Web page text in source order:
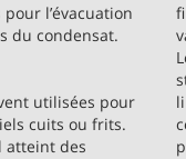
l’évacuation
du condensat.
utilisées pour
cuits ou frits.
atteint des